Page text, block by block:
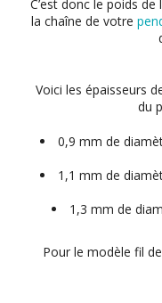
C’est donc le poids
la chaîne de votre
Voici les épaisseurs
du
0,9 mm de
1,1 mm de
1,3 mm de
Pour le modèle fil